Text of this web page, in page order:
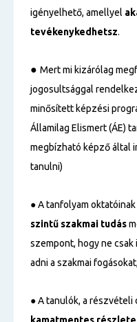
igényelhető, amellyel
tevékenykedhetsz.
● Mert mi kizárólag
jogosultsággal
minősített képzési
Államilag Elismert (ÁE)
megbízható képző által
tanulni)
● A tanfolyam
szintű szakmai tudás
szempont, hogy ne csak
adni a szakmai
● A tanulók, a részvételi